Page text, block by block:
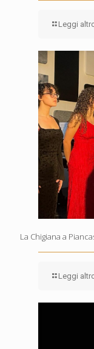
Leggi
La Chigiana a
Leggi